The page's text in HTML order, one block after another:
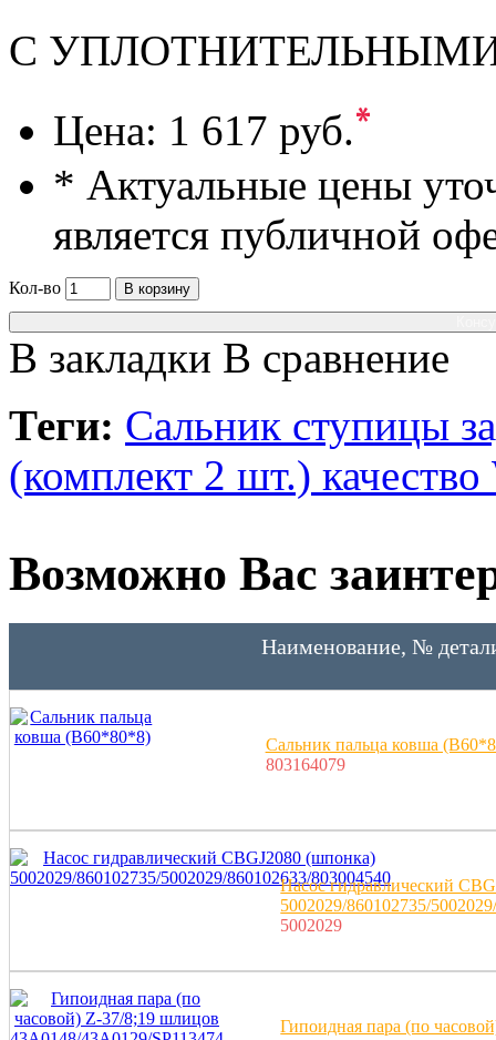
С
Цена: 1 617 руб.*
* Актуальные цены
является публичной
Кол-во
В корзину
В закладки В сравнение
Теги: Сальник ступицы
(комплект 2 шт.)
Возможно Вас
Наименование, №
Сальник пальца ковша
803164079
Насос гидравлический
5002029/860102735/
5002029
Гипоидная пара (по